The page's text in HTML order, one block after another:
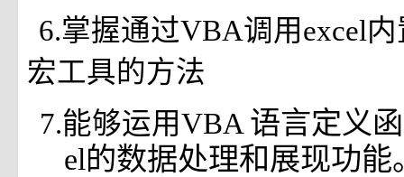
6.掌握通过VBA调用excel
宏工具的方法
7.能够运用VBA 语言定义
el的数据处理和展现功能